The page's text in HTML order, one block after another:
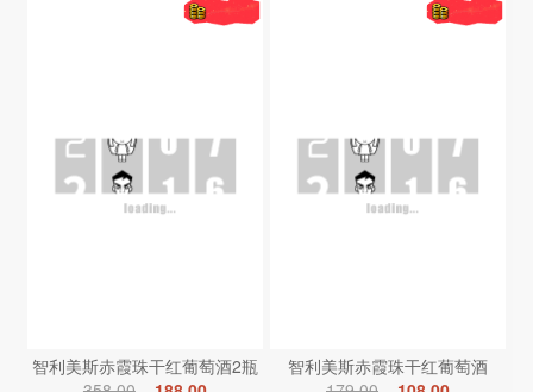
智利美斯赤霞珠干红葡萄酒2瓶
智利美斯赤霞珠干红葡萄酒